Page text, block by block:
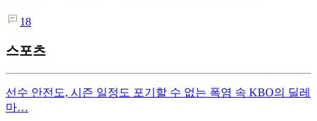
18
스포츠
선수 안전도, 시즌 일정도 포기할 수 없는 폭염 속 KBO의 딜레
마…